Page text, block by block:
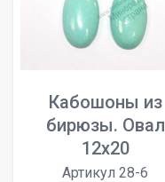
Кабошоны из
бирюзы. Овал
12x20
Артикул 28-6